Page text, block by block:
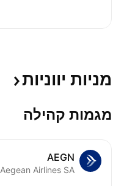
מניות יווניות
מגמות קהילה
AEGN
Aegean Airlines SA